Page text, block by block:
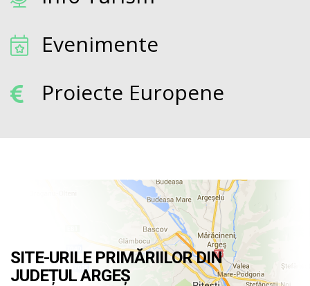
Evenimente
Proiecte Europene
SITE-URILE PRIMĂRIILOR DIN
JUDEȚUL ARGEȘ